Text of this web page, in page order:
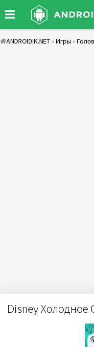
ANDROIDIK.NET » Игры »
Disney Холодное